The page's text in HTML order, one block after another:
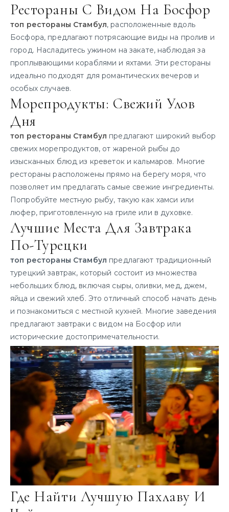
Рестораны С Видом На Босфор
топ рестораны Стамбул, расположенные вдоль
Босфора, предлагают потрясающие виды на пролив и
город. Насладитесь ужином на закате, наблюдая за
проплывающими кораблями и яхтами. Эти рестораны
идеально подходят для романтических вечеров и
особых случаев.
Морепродукты: Свежий Улов
Дня
топ рестораны Стамбул предлагают широкий выбор
свежих морепродуктов, от жареной рыбы до
изысканных блюд из креветок и кальмаров. Многие
рестораны расположены прямо на берегу моря, что
позволяет им предлагать самые свежие ингредиенты.
Попробуйте местную рыбу, такую как хамси или
люфер, приготовленную на гриле или в духовке.
Лучшие Места Для Завтрака
По-Турецки
топ рестораны Стамбул предлагают традиционный
турецкий завтрак, который состоит из множества
небольших блюд, включая сыры, оливки, мед, джем,
яйца и свежий хлеб. Это отличный способ начать день
и познакомиться с местной кухней. Многие заведения
предлагают завтраки с видом на Босфор или
исторические достопримечательности.
Где Найти Лучшую Пахлаву И